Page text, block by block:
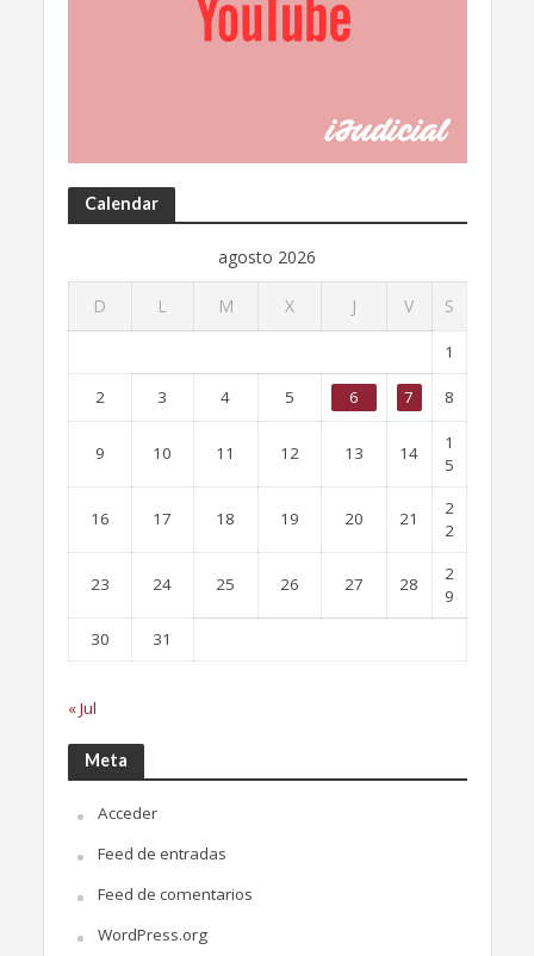
Calendar
agosto 2026
D L M X J V S
1
2 3 4 5 6 7 8
9 10 11 12 13 14
1
5
16 17 18 19 20 21
2
2
23 24 25 26 27 28
2
9
30
31
« Jul
Meta
Acceder
Feed de entradas
Feed de comentarios
WordPress.org